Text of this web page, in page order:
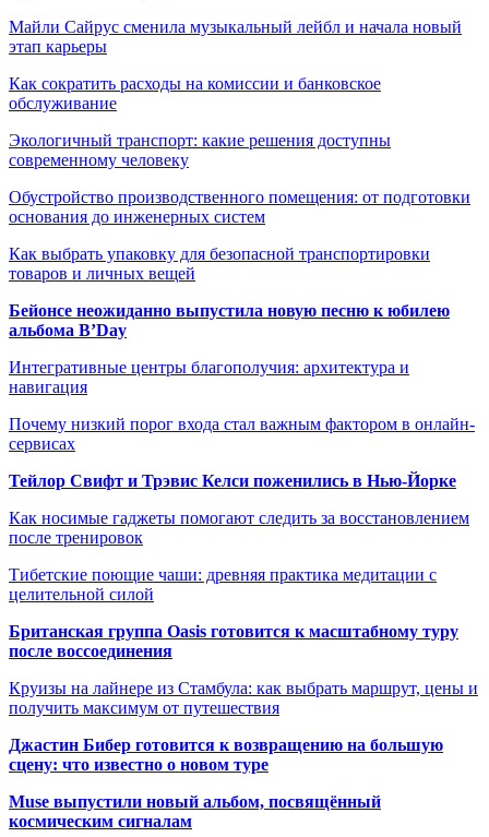
Майли Сайрус сменила музыкальный лейбл и начала новый
этап карьеры
Как сократить расходы на комиссии и банковское
обслуживание
Экологичный транспорт: какие решения доступны
современному человеку
Обустройство производственного помещения: от подготовки
основания до инженерных систем
Как выбрать упаковку для безопасной транспортировки
товаров и личных вещей
Бейонсе неожиданно выпустила новую песню к юбилею
альбома B’Day
Интегративные центры благополучия: архитектура и
навигация
Почему низкий порог входа стал важным фактором в онлайн-
сервисах
Тейлор Свифт и Трэвис Келси поженились в Нью-Йорке
Как носимые гаджеты помогают следить за восстановлением
после тренировок
Тибетские поющие чаши: древняя практика медитации с
целительной силой
Британская группа Oasis готовится к масштабному туру
после воссоединения
Круизы на лайнере из Стамбула: как выбрать маршрут, цены и
получить максимум от путешествия
Джастин Бибер готовится к возвращению на большую
сцену: что известно о новом туре
Muse выпустили новый альбом, посвящённый
космическим сигналам